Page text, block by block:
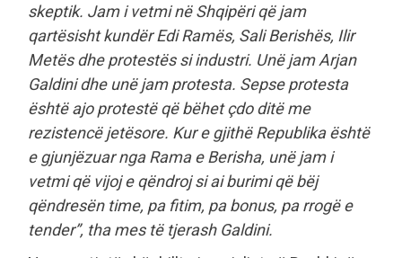
skeptik. Jam i vetmi në Shqipëri që jam
qartësisht kundër Edi Ramës, Sali Berishës, Ilir
Metës dhe protestës si industri. Unë jam Arjan
Galdini dhe unë jam protesta. Sepse protesta
është ajo protestë që bëhet çdo ditë me
rezistencë jetësore. Kur e gjithë Republika është
e gjunjëzuar nga Rama e Berisha, unë jam i
vetmi që vijoj e qëndroj si ai burimi që bëj
qëndresën time, pa fitim, pa bonus, pa rrogë e
tender”, tha mes të tjerash Galdini.